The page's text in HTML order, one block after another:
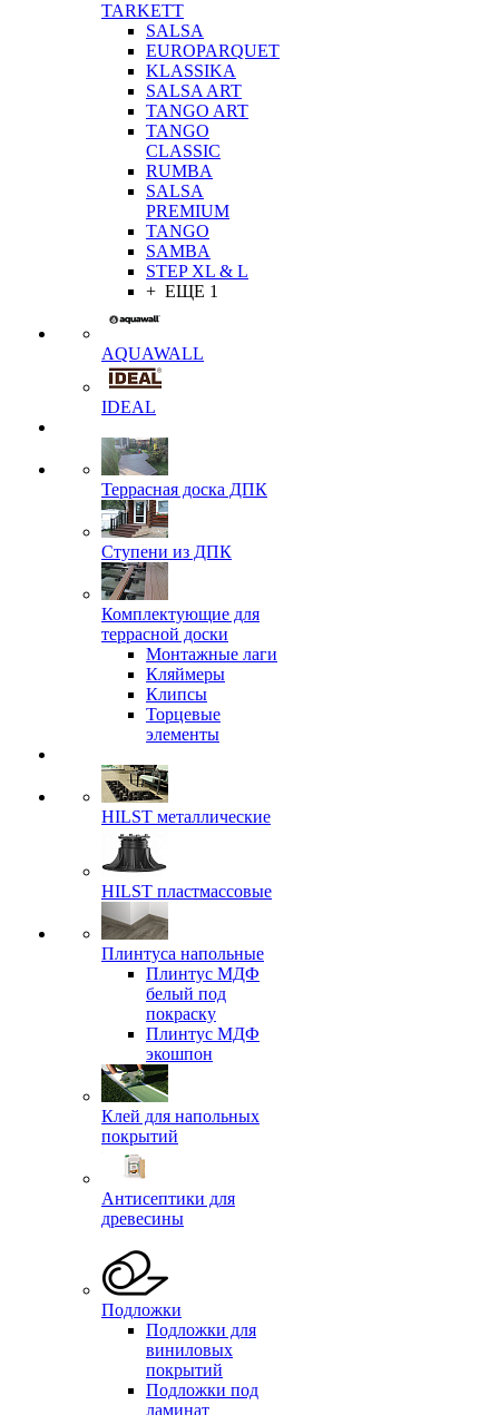
TARKETT
SALSA
EUROPARQUET
KLASSIKA
SALSA ART
TANGO ART
TANGO
CLASSIC
RUMBA
SALSA
PREMIUM
TANGO
SAMBA
STEP XL & L
+ ЕЩЕ 1
AQUAWALL
IDEAL
Террасная доска ДПК
Ступени из ДПК
Комплектующие для
террасной доски
Монтажные лаги
Кляймеры
Клипсы
Торцевые
элементы
HILST металлические
HILST пластмассовые
Плинтуса напольные
Плинтус МДФ
белый под
покраску
Плинтус МДФ
экошпон
Клей для напольных
покрытий
Антисептики для
древесины
Подложки
Подложки для
виниловых
покрытий
Подложки под
ламинат